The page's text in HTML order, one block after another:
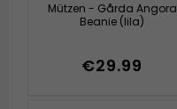
Mützen - Gårda Angora
Beanie (lila)
€29.99